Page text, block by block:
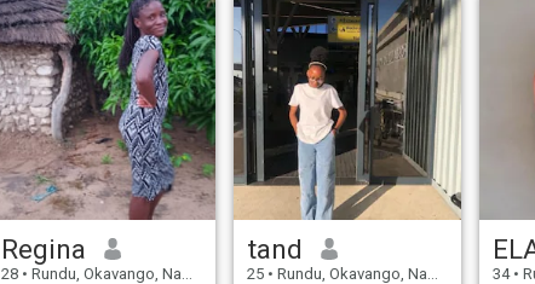
Regina
28 • Rundu, Okavango, Namibia
tand
25 • Rundu, Okavango, Namibia
34 •